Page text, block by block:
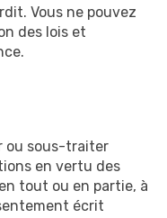
Vous ne pouvez
des lois et
ou sous-traiter
en vertu des
tout ou en partie, à
écrit